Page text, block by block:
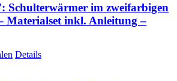
Schulterwärmer im zweifarbigen
Materialset inkl. Anleitung –
Details